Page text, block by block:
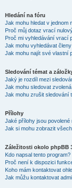
Hledání na fóru
Jak mohu hledat v jednom
Proč můj dotaz vrací
Proč mi vyhledávání vrací
Jak mohu vyhledávat
Jak mohu najít své vlastní
Sledování témat a
Jaký je rozdíl mezi
Jak mohu sledovat
Jak mohu zrušit sledování
Přílohy
Jaké přílohy jsou povolené
Jak si mohu zobrazit
Záležitosti okolo phpBB
Kdo napsal tento program?
Proč není k dispozici
Koho mám kontaktovat
Jak můžu kontaktovat